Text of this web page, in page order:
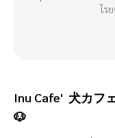
โร
Inu Cafe' 犬カフ
🐶